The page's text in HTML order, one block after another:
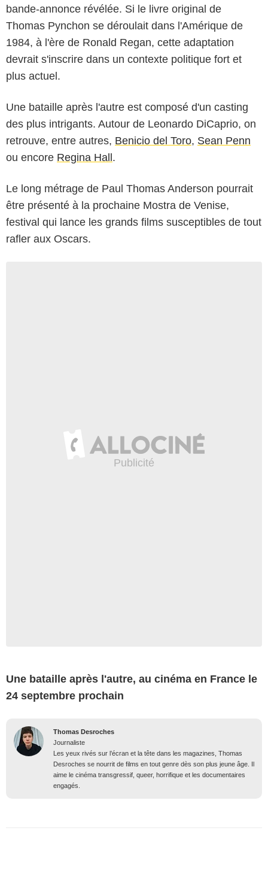
bande-annonce révélée. Si le livre original de
Thomas Pynchon se déroulait dans l'Amérique de
1984, à l'ère de Ronald Regan, cette adaptation
devrait s'inscrire dans un contexte politique fort et
plus actuel.
Une bataille après l'autre est composé d'un casting
des plus intrigants. Autour de Leonardo DiCaprio, on
retrouve, entre autres, Benicio del Toro, Sean Penn
ou encore Regina Hall .
Le long métrage de Paul Thomas Anderson pourrait
être présenté à la prochaine Mostra de Venise,
festival qui lance les grands films susceptibles de tout
rafler aux Oscars.
Une bataille après l'autre, au cinéma en France le
24 septembre prochain
Thomas Desroches
Journaliste
Les yeux rivés sur l’écran et la tête dans les magazines, Thomas
Desroches se nourrit de films en tout genre dès son plus jeune âge. Il
aime le cinéma transgressif, queer, horrifique et les documentaires
engagés.